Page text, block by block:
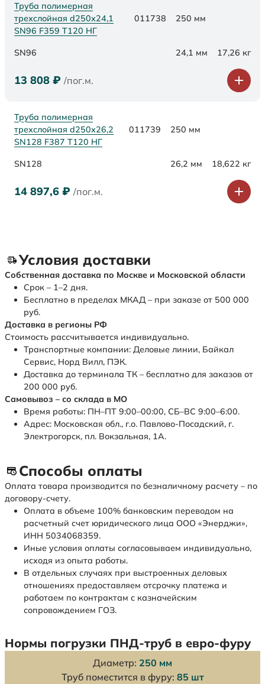
Труба полимерная
трехслойная d250х24,1
SN96 F359 Т120 НГ
011738 250 мм
SN96 24,1 мм 17,26 кг
13 808 ₽ /пог.м.
Труба полимерная
трехслойная d250х26,2
SN128 F387 Т120 НГ
011739 250 мм
SN128 26,2 мм 18,622 кг
14 897,6 ₽ /пог.м.
Условия доставки
Собственная доставка по Москве и Московской области
Срок – 1–2 дня.
Бесплатно в пределах МКАД – при заказе от 500 000
руб.
Доставка в регионы РФ
Стоимость рассчитывается индивидуально.
Транспортные компании: Деловые линии, Байкал
Сервис, Норд Вилл, ПЭК.
Доставка до терминала ТК – бесплатно для заказов от
200 000 руб.
Самовывоз – со склада в МО
Время работы: ПН–ПТ 9:00–00:00, СБ–ВС 9:00–6:00.
Адрес: Московская обл., г.о. Павлово-Посадский, г.
Электрогорск, пл. Вокзальная, 1А.
Способы оплаты
Оплата товара производится по безналичному расчету – по
договору-счету.
Оплата в объеме 100% банковским переводом на
расчетный счет юридического лица ООО «Энерджи»,
ИНН 5034068359.
Иные условия оплаты согласовываем индивидуально,
исходя из опыта работы.
В отдельных случаях при выстроенных деловых
отношениях предоставляем отсрочку платежа и
работаем по контрактам с казначейским
сопровождением ГОЗ.
Нормы погрузки ПНД-труб в евро-фуру
Диаметр: 250 мм
Труб поместится в фуру: 85 шт